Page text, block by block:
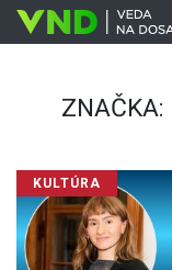
ZNAČKA:
KULTÚRA